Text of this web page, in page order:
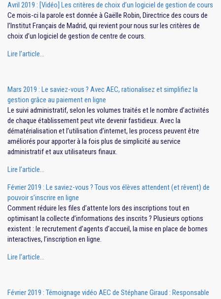
Avril 2019 : [Vidéo] Les critères de choix d’un logiciel de gestion de cours
Ce mois-ci la parole est donnée à Gaëlle Robin, Directrice des cours de
l’Institut Français de Madrid, qui revient pour nous sur les critères de
choix d’un logiciel de gestion de centre de cours.
Lire l’article…
Mars 2019 : Le saviez-vous ? Avec AEC, rationalisez et simplifiez la
gestion grâce au paiement en ligne
Le suivi administratif, selon les volumes traités et le nombre d’activités
de chaque établissement peut vite devenir fastidieux. Avec la
dématérialisation et l’utilisation d’internet, les process peuvent être
améliorés pour apporter à la fois plus de simplicité au service
administratif et aux utilisateurs finaux.
Lire l’article…
Février 2019 : Le saviez-vous ? Tous vos élèves attendent (et rêvent) de
pouvoir s’inscrire en ligne
Comment réduire les files d’attente lors des inscriptions tout en
optimisant la collecte d’informations des inscrits ? Plusieurs options
existent : le recrutement d’agents d’accueil, la mise en place de bornes
interactives, l’inscription en ligne.
Lire l’article…
Février 2019 : Témoignage vidéo AEC de Stéphane Giraud : Responsable